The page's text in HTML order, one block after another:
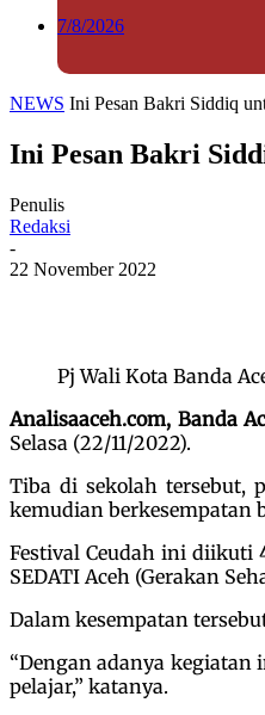
7/8/2026
NEWS Ini Pesan Bakri Siddiq
Ini Pesan Bakri
Penulis
Redaksi
-
22 November 2022
Pj Wali Kota Banda
Analisaaceh.com, Banda
Selasa (22/11/2022).
Tiba di sekolah tersebut,
kemudian berkesempatan
Festival Ceudah ini diikuti
SEDATI Aceh (Gerakan
Dalam kesempatan
“Dengan adanya
pelajar,” katanya.